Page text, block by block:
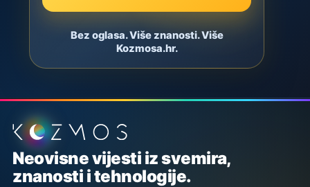
Bez oglasa. Više znanosti. Više
Kozmosa.hr.
Podnožje stranice
Neovisne vijesti iz svemira,
znanosti i tehnologije.